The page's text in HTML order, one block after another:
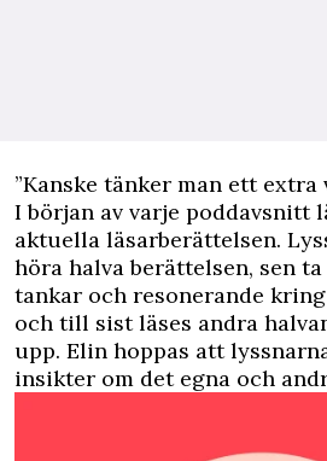
”Kanske tänker man ett extra
I början av varje poddavsnitt
aktuella läsarberättelsen.
höra halva berättelsen, sen
tankar och resonerande
och till sist läses andra
upp. Elin hoppas att
insikter om det egna och